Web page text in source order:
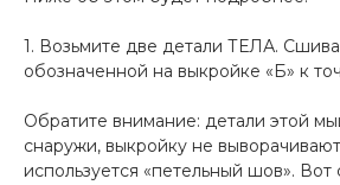
1. Возьмите две детали ТЕЛА.
обозначенной на выкройке «Б» к
Обратите внимание: детали этой
снаружи, выкройку не
используется «петельный шов». Вот